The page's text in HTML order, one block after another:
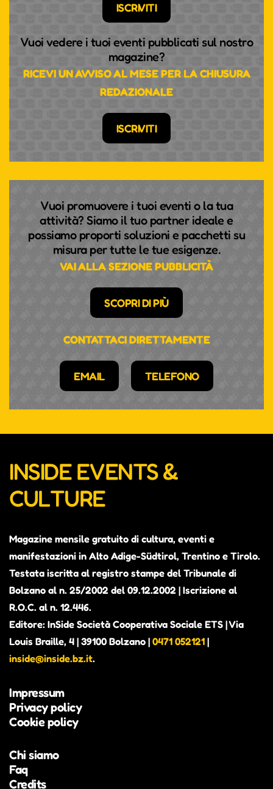
ISCRIVITI
Vuoi vedere i tuoi eventi pubblicati sul nostro
magazine?
RICEVI UN AVVISO AL MESE PER LA CHIUSURA
REDAZIONALE
ISCRIVITI
Vuoi promuovere i tuoi eventi o la tua
attività? Siamo il tuo partner ideale e
possiamo proporti soluzioni e pacchetti su
misura per tutte le tue esigenze.
VAI ALLA SEZIONE PUBBLICITÀ
SCOPRI DI PIÙ
CONTATTACI DIRETTAMENTE
EMAIL TELEFONO
INSIDE EVENTS &
CULTURE
Magazine mensile gratuito di cultura, eventi e
manifestazioni in Alto Adige-Südtirol, Trentino e Tirolo.
Testata iscritta al registro stampe del Tribunale di
Bolzano al n. 25/2002 del 09.12.2002 | Iscrizione al
R.O.C. al n. 12.446.
Editore: InSide Società Cooperativa Sociale ETS | Via
Louis Braille, 4 | 39100 Bolzano | 0471 052121 |
inside@inside.bz.it.
Impressum
Privacy policy
Cookie policy
Chi siamo
Faq
Credits